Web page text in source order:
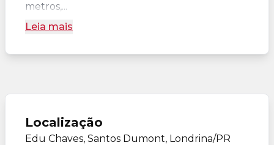
metros,...
Leia mais
Localização
Edu Chaves, Santos Dumont, Londrina/PR